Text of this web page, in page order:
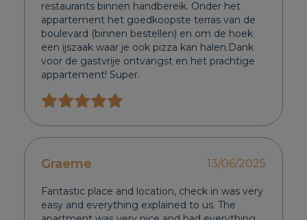
restaurants binnen handbereik. Onder het
appartement het goedkoopste terras van de
boulevard (binnen bestellen) en om de hoek
een ijszaak waar je ook pizza kan halen.Dank
voor de gastvrije ontvangst en het prachtige
appartement! Super.
Graeme 13/06/2025
Fantastic place and location, check in was very
easy and everything explained to us. The